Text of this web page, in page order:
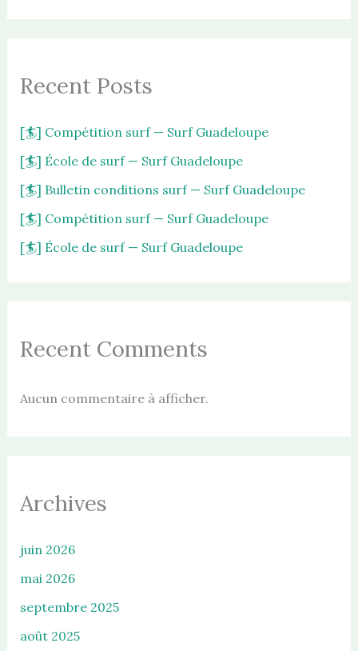
e
Recent Posts
[🏄] Compétition surf — Surf Guadeloupe
[🏄] École de surf — Surf Guadeloupe
[🏄] Bulletin conditions surf — Surf Guadeloupe
[🏄] Compétition surf — Surf Guadeloupe
[🏄] École de surf — Surf Guadeloupe
Recent Comments
Aucun commentaire à afficher.
Archives
juin 2026
mai 2026
septembre 2025
août 2025